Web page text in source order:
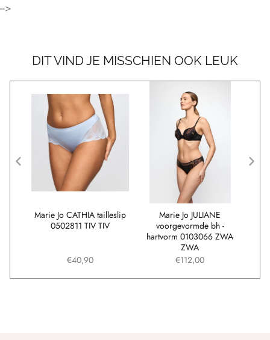
-->
DIT VIND JE MISSCHIEN OOK LEUK
Marie Jo JULIANE
voorgevormde bh -
hartvorm 0103066 ZWA
ZWA
€112,00
Marie Jo CATHIA tailleslip
0502811 TIV TIV
€40,90